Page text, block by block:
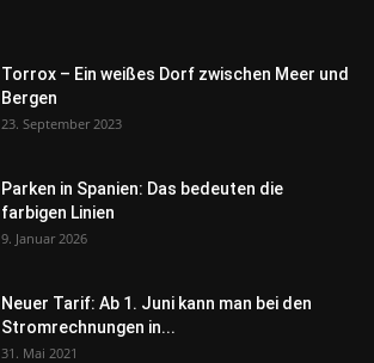
Torrox – Ein weißes Dorf zwischen Meer und
Bergen
23. September 2023
Parken in Spanien: Das bedeuten die
farbigen Linien
9. Januar 2026
Neuer Tarif: Ab 1. Juni kann man bei den
Stromrechnungen in...
31. Mai 2021